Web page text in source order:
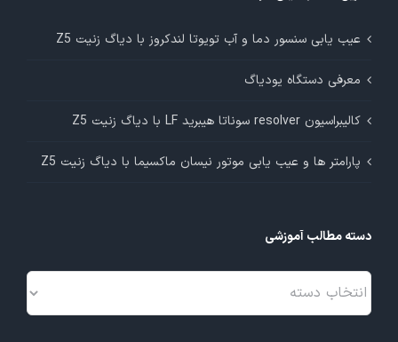
عیب یابی سنسور دما و آب تویوتا لندکروز با دیاگ زنیت Z5
معرفی دستگاه یودیاگ
کالیبراسیون resolver سوناتا هیبرید LF با دیاگ زنیت Z5
پارامتر ها و عیب یابی موتور نیسان ماکسیما با دیاگ زنیت Z5
دسته مطالب آموزشی
دسته